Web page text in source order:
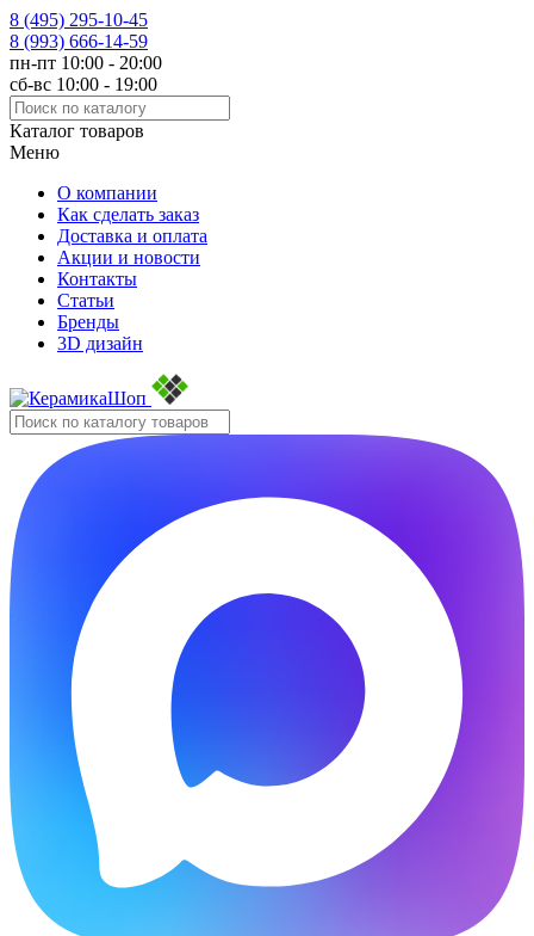
8 (495) 295-10-45
8 (993) 666-14-59
пн-пт 10:00 - 20:00
сб-вс 10:00 - 19:00
Каталог товаров
Меню
О компании
Как сделать заказ
Доставка и оплата
Акции и новости
Контакты
Статьи
Бренды
3D дизайн